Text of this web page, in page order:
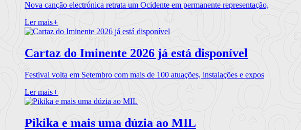
Nova canção electrónica retrata um Ocidente em permanente representação,
Ler mais+
Cartaz do Iminente 2026 já está disponível
Festival volta em Setembro com mais de 100 atuações, instalações e expos
Ler mais+
Pikika e mais uma dúzia ao MIL